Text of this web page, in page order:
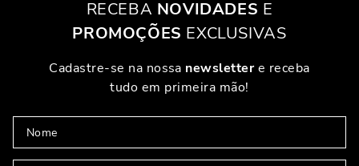
RECEBA NOVIDADES E
PROMOÇÕES EXCLUSIVAS
Cadastre-se na nossa newslettere receba
tudo em primeira mão!